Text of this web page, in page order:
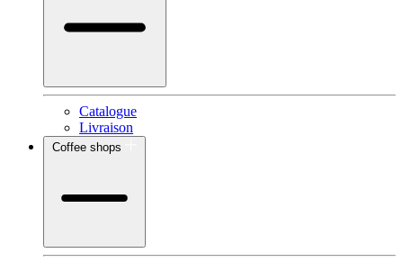
Catalogue
Livraison
Coffee shops